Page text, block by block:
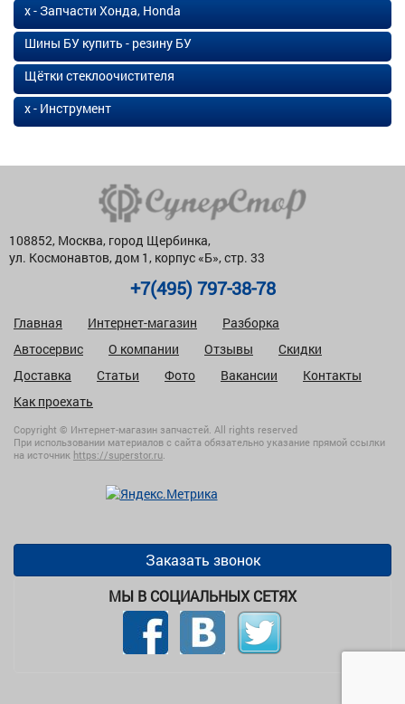
х - Запчасти Хонда, Honda
Шины БУ купить - резину БУ
Щётки стеклоочистителя
х - Инструмент
108852, Москва, город Щербинка,
ул. Космонавтов, дом 1, корпус «Б», стр. 33
+7(495) 797-38-78
Главная Интернет-магазин
Разборка
Автосервис
О компании Отзывы
Скидки
Доставка
Статьи Фото Вакансии
Контакты
Как проехать
Copyright © Интернет-магазин запчастей. All rights reserved
При использовании материалов с сайта обязательно указание прямой ссылки
на источник https://superstor.ru.
Заказать звонок
МЫ В СОЦИАЛЬНЫХ СЕТЯХ